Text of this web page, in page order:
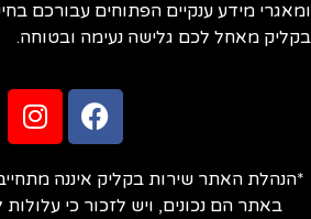
מידע ענקיים הפתוחים עבורכם
מאחל לכם גלישה נעימה ובטוחה.
האתר שירות בקליק איננה
באתר הם נכונים, ויש לזכור כי עלולות